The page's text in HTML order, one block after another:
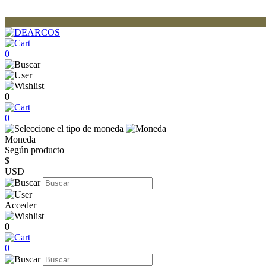
0
0
0
Moneda
Según producto
$
USD
Acceder
0
0